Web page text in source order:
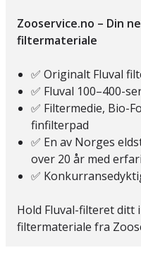
Zooservice.no – Din
filtermateriale
✅ Originalt Fluval
✅ Fluval 100–400-
✅ Filtermedie, Bio-
finfilterpad
✅ En av Norges
over 20 år med
✅
Hold Fluval-filteret
filtermateriale fra